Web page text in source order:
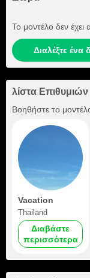
Το μοντέλο δεν έχει
Διαλέξτε ένα
λίστα Επιθυμιών
Βοηθήστε το
Vacation
Thailand
Διαβάστε
περισσότερα